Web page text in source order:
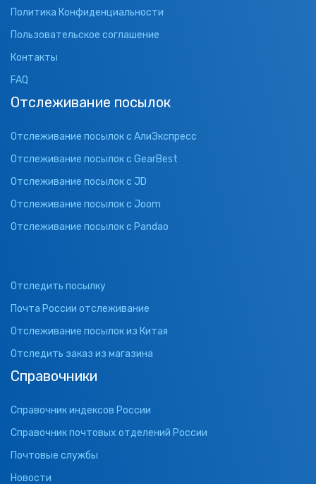
Политика Конфиденциальности
Пользовательское соглашение
Контакты
FAQ
Отслеживание посылок
Отслеживание посылок с АлиЭкспресс
Отслеживание посылок с GearBest
Отслеживание посылок с JD
Отслеживание посылок с Joom
Отслеживание посылок с Pandao
Отследить посылку
Почта России отслеживание
Отслеживание посылок из Китая
Отследить заказ из магазина
Справочники
Справочник индексов России
Справочник почтовых отделений России
Почтовые службы
Новости